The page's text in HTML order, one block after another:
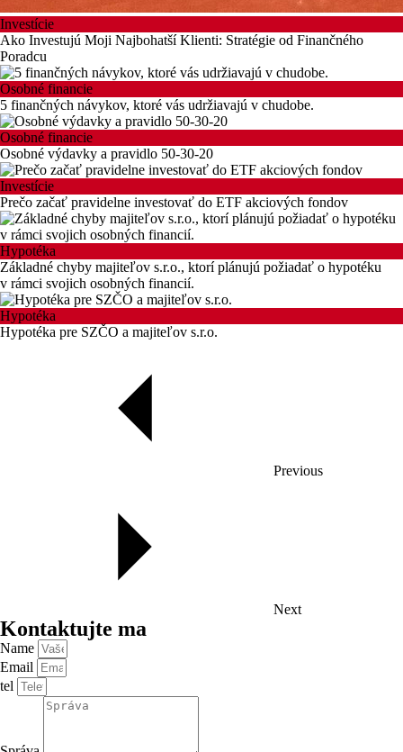
Investície
Ako Investujú Moji Najbohatší Klienti: Stratégie od Finančného
Poradcu
Osobné financie
5 finančných návykov, ktoré vás udržiavajú v chudobe.
Osobné financie
Osobné výdavky a pravidlo 50-30-20
Investície
Prečo začať pravidelne investovať do ETF akciových fondov
Hypotéka
Základné chyby majiteľov s.r.o., ktorí plánujú požiadať o hypotéku
v rámci svojich osobných financií.
Hypotéka
Hypotéka pre SZČO a majiteľov s.r.o.
Previous
Next
Kontaktujte ma
Name
Email
tel